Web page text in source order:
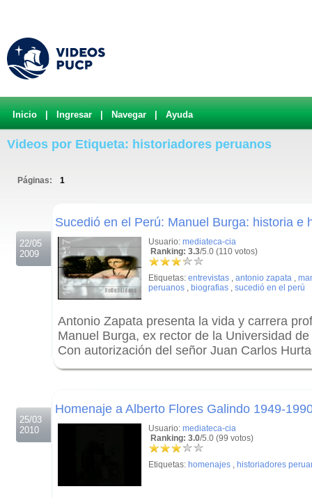
Inicio Ingresar Navegar Ayuda
Videos por Etiqueta: historiadores peruanos
Páginas: 1
22/05
2009
Sucedió en el Perú: Manuel Burga: historia e
Usuario: mediateca-cia
Ranking: 3.3/5.0 (110 votos)
Etiquetas: entrevistas , antonio zapata ,
peruanos , biografias , sucedió en el perú
Antonio Zapata presenta la vida y carrera
Manuel Burga, ex rector de la Universidad
Con autorización del señor Juan Carlos
25/03
2010
Homenaje a Alberto Flores Galindo 1949-
Usuario: mediateca-cia
Ranking: 3.0/5.0 (99 votos)
Etiquetas: homenajes , historiadores